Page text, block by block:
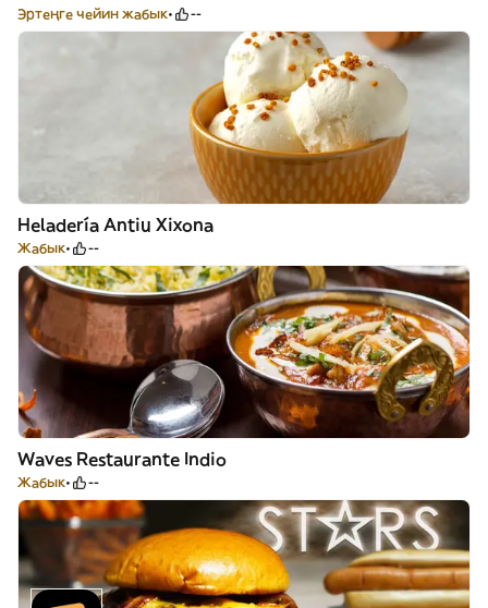
Эртеңге чейин жабык --
Heladería Antiu Xixona
Жабык --
Waves Restaurante Indio
Жабык --